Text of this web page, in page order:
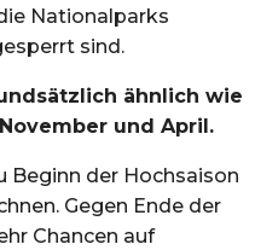
Nationalparks
sind.
ähnlich wie
und April.
Beginn der Hochsaison
Gegen Ende der
Chancen auf